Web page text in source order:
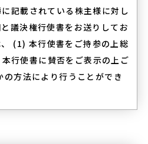
記載されている株主様に対し
議決権行使書をお送りしてお
(1) 本行使書をご持参の上総
行使書に賛否をご表示の上ご
方法により行うことができ